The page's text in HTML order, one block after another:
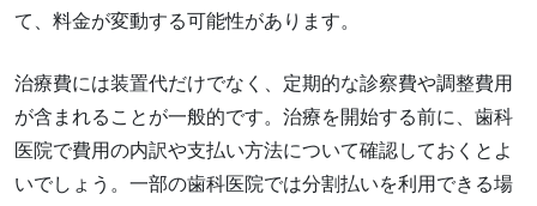
て、料金が変動する可能性があります。
治療費には装置代だけでなく、定期的な診察費や調整費用
が含まれることが一般的です。治療を開始する前に、歯科
医院で費用の内訳や支払い方法について確認しておくとよ
いでしょう。一部の歯科医院では分割払いを利用できる場